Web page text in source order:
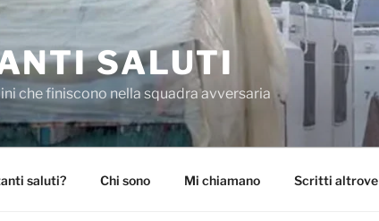
SALUTI
che finiscono nella squadra avversaria
saluti? Chi sono Mi chiamano Scritti altrove